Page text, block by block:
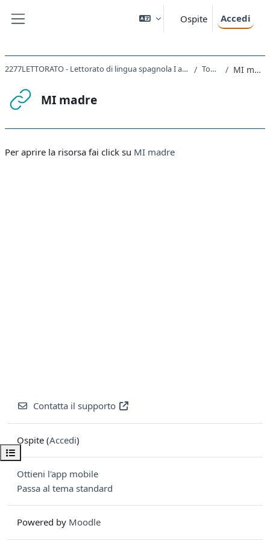
Ospite Accedi
Apri indice del corso
2277LETTORATO - Lettorato di lingua spagnola I avanzati 2021 Topic 2 MI madre
MI madre
Per aprire la risorsa fai click su MI madre
Contatta il supporto
Ospite (Accedi)
Ottieni l'app mobile
Passa al tema standard
Powered by Moodle